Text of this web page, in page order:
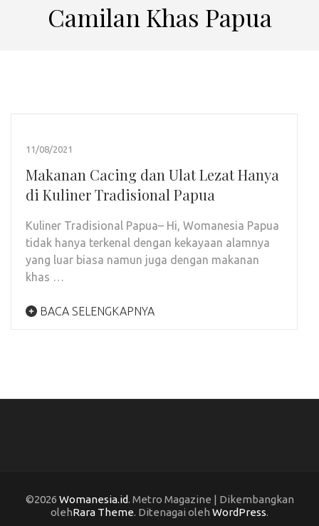
Camilan Khas Papua
11/08/2021
Makanan Cacing dan Ulat Lezat Hanya
di Kuliner Tradisional Papua
Kuliner Tradisional Papua– Hi, Womanesia Papua
tidak hanya terkenal dengan kekayaan alamnya
yang luar biasa namun juga dengan makanan
khas …
BACA SELENGKAPNYA
©2026 Womanesia.id. Metro Magazine | Dikembangkan
olehRara Theme. Ditenagai oleh WordPress.